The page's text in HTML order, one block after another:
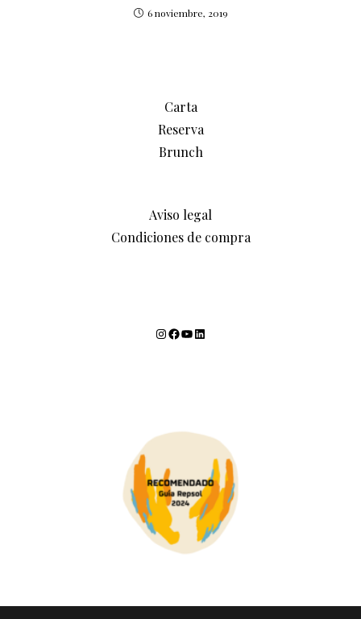
6 noviembre, 2019
Carta
Reserva
Brunch
Aviso legal
Condiciones de compra
Instagram Facebook YouTube LinkedIn